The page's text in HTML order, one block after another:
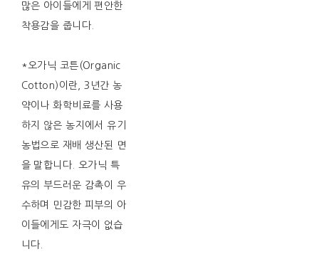
많은 아이들에게 편안한
착용감을 줍니다.
*오가닉 코튼(Organic
Cotton)이란, 3년간 농
약이나 화학비료를 사용
하지 않은 농지에서 유기
농법으로 재배 생산된 면
을 말합니다. 오가닉 특
유의 부드러운 감촉이 우
수하며 민감한 피부의 아
이들에게도 자극이 없습
니다.